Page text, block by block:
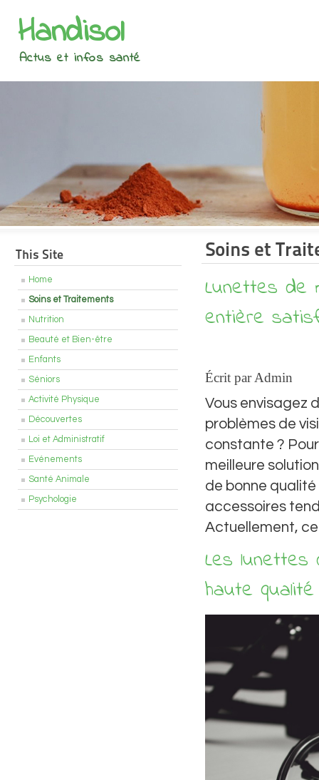
Handisol
Actus et infos santé
This Site
Home
Soins et Traitements
Nutrition
Beauté et Bien-être
Enfants
Séniors
Activité Physique
Découvertes
Loi et Administratif
Evénements
Santé Animale
Psychologie
Soins et
Lunettes de
entière
Écrit par Admin
Vous envisagez
problèmes de
constante ?
meilleure
de bonne qualité
accessoires
Actuellement,
Les lunettes
haute